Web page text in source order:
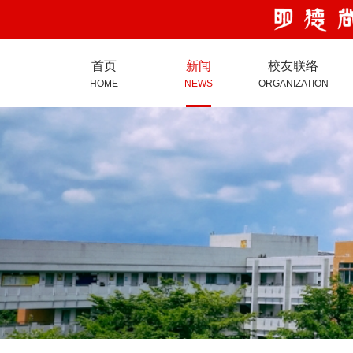
首页
HOME
新闻
NEWS
校友联络
ORGANIZATION